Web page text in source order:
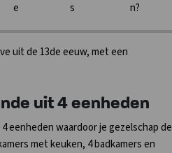
e
s
n?
uit de 13de eeuw, met een
uit 4 eenheden
eenheden waardoor je gezelschap de
met keuken, 4 badkamers en